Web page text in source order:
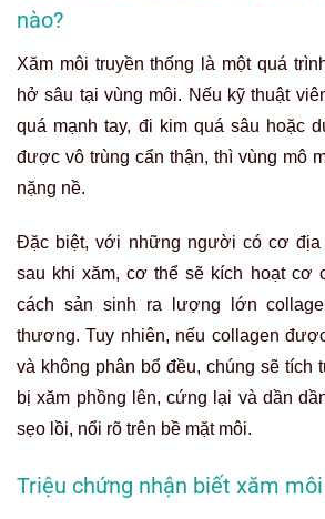
nào?
Xăm môi truyền thống là một quá
hở sâu tại vùng môi. Nếu kỹ thuật
quá mạnh tay, đi kim quá sâu hoặc
được vô trùng cẩn thận, thì vùng mô
nặng nề.
Đặc biệt, với những người có cơ địa
sau khi xăm, cơ thể sẽ kích hoạt cơ
cách sản sinh ra lượng lớn
thương.Tuy nhiên, nếu collagen
và không phân bổ đều, chúng sẽ tích
bị xăm phồng lên, cứng lại và dần
sẹo lồi, nổi rõ trên bề mặt môi.
Triệu chứng nhận biết xăm